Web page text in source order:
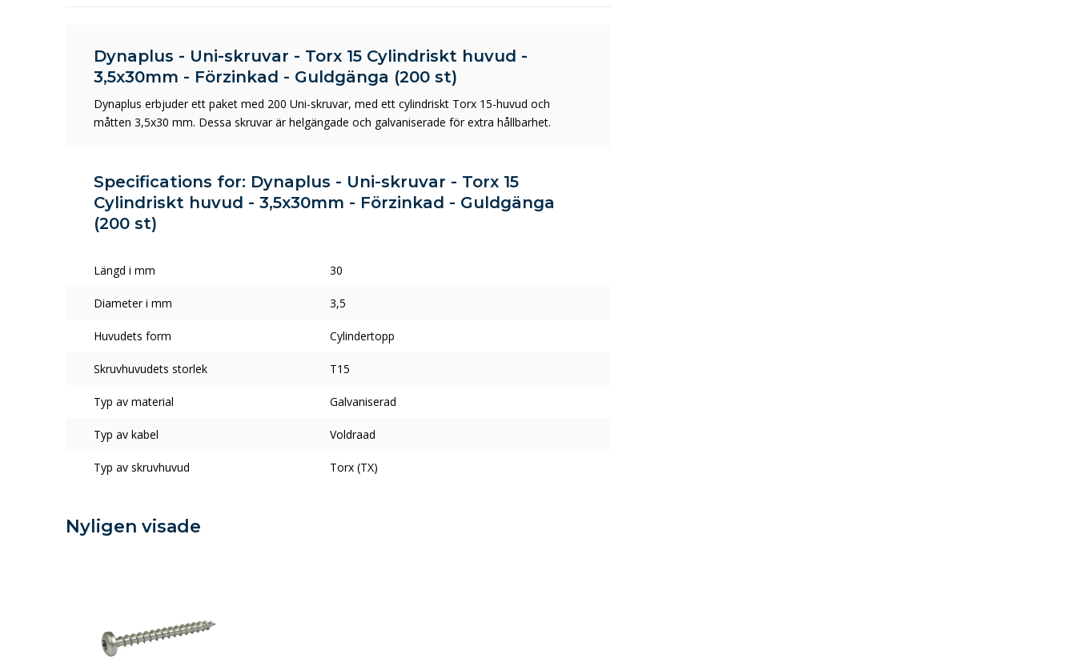
Dynaplus - Uni-skruvar - Torx 15 Cylindriskt huvud -
3,5x30mm - Förzinkad - Guldgänga (200 st)
Dynaplus erbjuder ett paket med 200 Uni-skruvar, med ett cylindriskt Torx 15-huvud och
måtten 3,5x30 mm. Dessa skruvar är helgängade och galvaniserade för extra hållbarhet.
Specifications for: Dynaplus - Uni-skruvar - Torx 15
Cylindriskt huvud - 3,5x30mm - Förzinkad - Guldgänga
(200 st)
Längd i mm 30
Diameter i mm 3,5
Huvudets form Cylindertopp
Skruvhuvudets storlek T15
Typ av material Galvaniserad
Typ av kabel Voldraad
Typ av skruvhuvud Torx (TX)
Nyligen visade